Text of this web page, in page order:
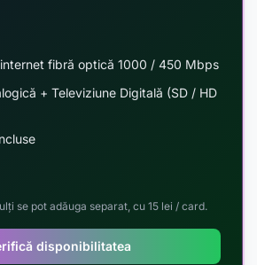
fibră optică 1000 / 450 Mbps
+ Televiziune Digitală (SD / HD
se pot adăuga separat, cu 15 lei / card.
disponibilitatea